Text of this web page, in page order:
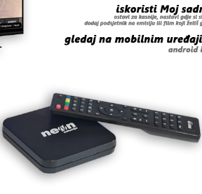
reakciju kalesijaca